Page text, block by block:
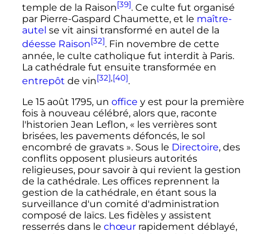
temple de la Raison[39]. Ce culte fut organisé
par Pierre-Gaspard Chaumette, et le maître-
autel se vit ainsi transformé en autel de la
déesse Raison[32]. Fin novembre de cette
année, le culte catholique fut interdit à Paris.
La cathédrale fut ensuite transformée en
entrepôt de vin[32],[40].
Le 15 août 1795, un office y est pour la première
fois à nouveau célébré, alors que, raconte
l'historien Jean Leflon, « les verrières sont
brisées, les pavements défoncés, le sol
encombré de gravats ». Sous le Directoire, des
conflits opposent plusieurs autorités
religieuses, pour savoir à qui revient la gestion
de la cathédrale. Les offices reprennent la
gestion de la cathédrale, en étant sous la
surveillance d'un comité d'administration
composé de laïcs. Les fidèles y assistent
resserrés dans le chœurrapidement déblayé,